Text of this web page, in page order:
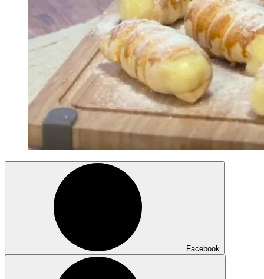
Facebook